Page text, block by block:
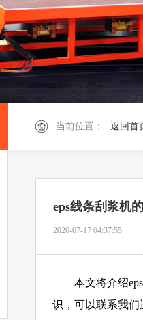
当前位置： 返回首
eps线条刮浆机
2020-07-17 04:37:55
本文将介绍
识，可以联系我们